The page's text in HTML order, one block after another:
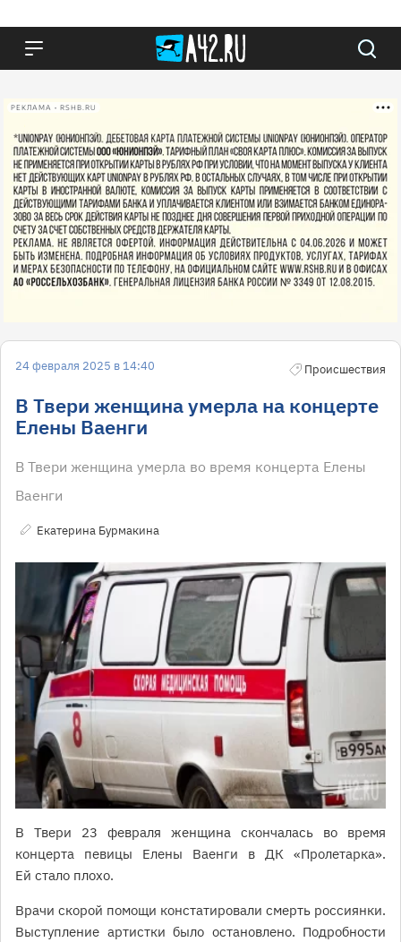
РЕКЛАМА • RSHB.RU
24 февраля 2025 в 14:40 Происшествия
В Твери женщина умерла на концерте
Елены Ваенги
В Твери женщина умерла во время концерта Елены
Ваенги
Екатерина Бурмакина
В Твери 23 февраля женщина скончалась во время
концерта певицы Елены Ваенги в ДК «Пролетарка».
Ей стало плохо.
Врачи скорой помощи констатировали смерть россиянки.
Выступление артистки было остановлено. Подробности